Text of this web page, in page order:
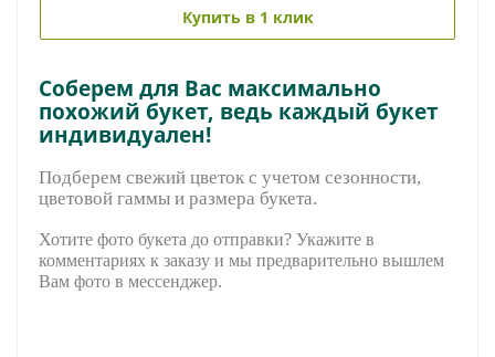
Купить в 1 клик
Соберем для Вас максимально
похожий букет, ведь каждый букет
индивидуален!
Подберем свежий цветок с учетом сезонности,
цветовой гаммы и размера букета.
Хотите фото букета до отправки? Укажите в
комментариях к заказу и мы предварительно вышлем
Вам фото в мессенджер.